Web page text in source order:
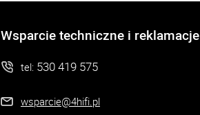
Wsparcie techniczne i reklamacje
tel: 530 419 575
wsparcie@4hifi.pl